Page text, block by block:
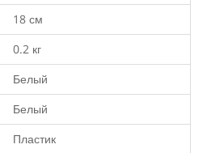
18 см
0.2 кг
Белый
Белый
Пластик